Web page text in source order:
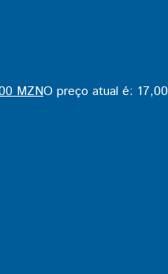
MZNO preço atual é: